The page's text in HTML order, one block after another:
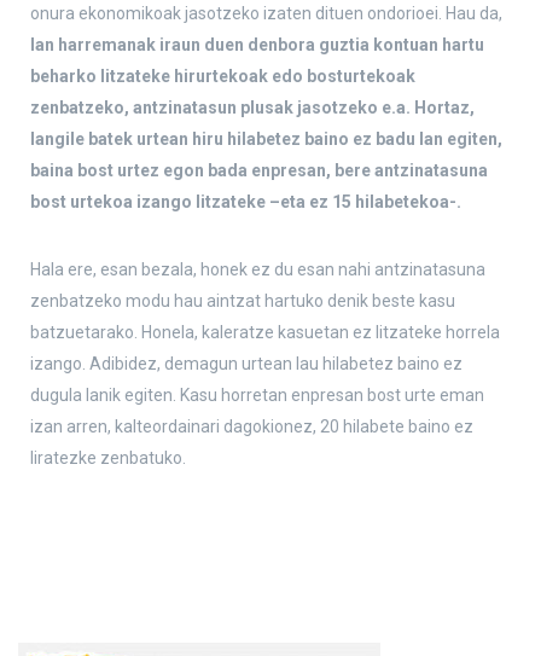
onura ekonomikoak jasotzeko izaten dituen ondorioei. Hau da,
lan harremanak iraun duen denbora guztia kontuan hartu
beharko litzateke hirurtekoak edo bosturtekoak
zenbatzeko, antzinatasun plusak jasotzeko e.a. Hortaz,
langile batek urtean hiru hilabetez baino ez badu lan egiten,
baina bost urtez egon bada enpresan, bere antzinatasuna
bost urtekoa izango litzateke –eta ez 15 hilabetekoa-.
Hala ere, esan bezala, honek ez du esan nahi antzinatasuna
zenbatzeko modu hau aintzat hartuko denik beste kasu
batzuetarako. Honela, kaleratze kasuetan ez litzateke horrela
izango. Adibidez, demagun urtean lau hilabetez baino ez
dugula lanik egiten. Kasu horretan enpresan bost urte eman
izan arren, kalteordainari dagokionez, 20 hilabete baino ez
liratezke zenbatuko.